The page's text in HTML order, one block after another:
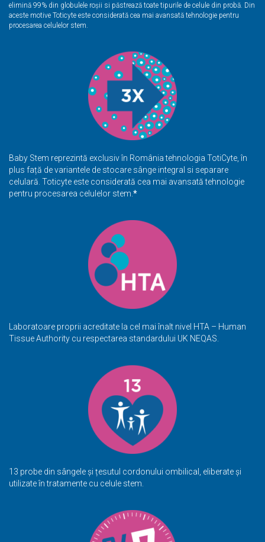
elimină 99% din globulele roșii si păstrează toate tipurile de celule din probă. Din
aceste motive Toticyte este considerată cea mai avansată tehnologie pentru
procesarea celulelor stem.
Baby Stem reprezintă exclusiv în România tehnologia TotiCyte, în
plus față de variantele de stocare sânge integral si separare
celulară. Toticyte este considerată cea mai avansată tehnologie
pentru procesarea celulelor stem *
Laboratoare proprii acreditate la cel mai înalt nivel HTA – Human
Tissue Authority cu respectarea standardului UK NEQAS.
13 probe din sângele și țesutul cordonului ombilical, eliberate și
utilizate în tratamente cu celule stem